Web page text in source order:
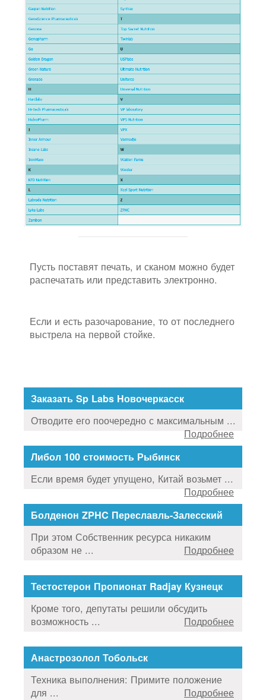
Пусть поставят печать, и сканом можно будет
распечатать или представить электронно.
Если и есть разочарование, то от последнего
выстрела на первой стойке.
Заказать Sp Labs Новочеркасск
Отводите его поочередно с максимальным ...
Подробнее
Либол 100 стоимость Рыбинск
Если время будет упущено, Китай возьмет ...
Подробнее
Болденон ZPHC Переславль-Залесский
При этом Собственник ресурса никаким
образом не ...
Подробнее
Тестостерон Пропионат Radjay Кузнецк
Кроме того, депутаты решили обсудить
возможность ...
Подробнее
Анастрозолол Тобольск
Техника выполнения: Примите положение
для ...
Подробнее